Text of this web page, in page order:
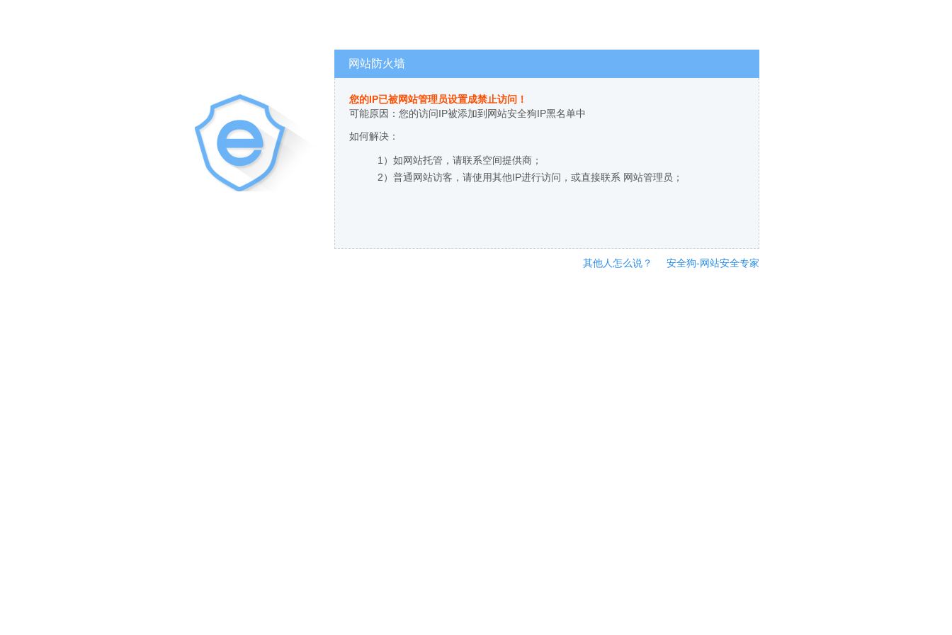
网站防火墙
您的IP已被网站管理员设置成禁止访问！
可能原因：您的访问IP被添加到网站安全狗IP黑名单中
如何解决：
1）如网站托管，请联系空间提供商；
2）普通网站访客，请使用其他IP进行访问，或直接联系 网站管理员；
其他人怎么说？ 安全狗-网站安全专家